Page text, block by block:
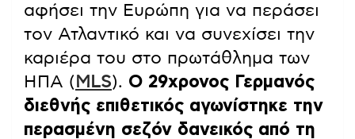
αφήσει την Ευρώπη για να περάσει
τον Ατλαντικό και να συνεχίσει την
καριέρα του στο πρωτάθλημα των
ΗΠΑ ( MLS). Ο 29χρονος Γερμανός
διεθνής επιθετικός αγωνίστηκε την
περασμένη σεζόν δανεικός από τη